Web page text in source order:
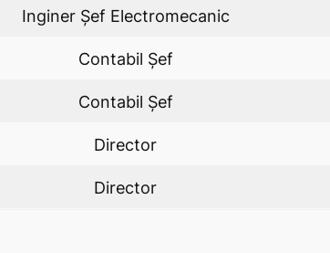
Inginer Şef Electromecanic
Contabil Șef
Contabil Șef
Director
Director